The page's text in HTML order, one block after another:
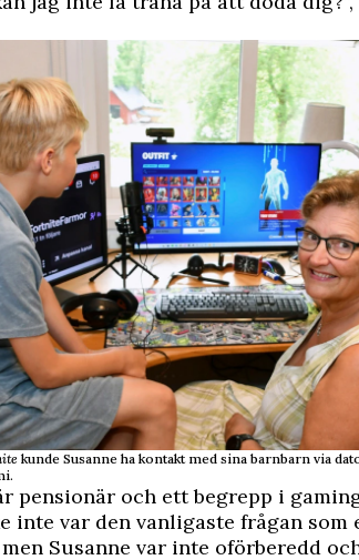
kunde Susanne ha kontakt med sina barnbarn via
pensionär och ett begrepp i
inte var den vanligaste frågan
Susanne var inte oförberedd